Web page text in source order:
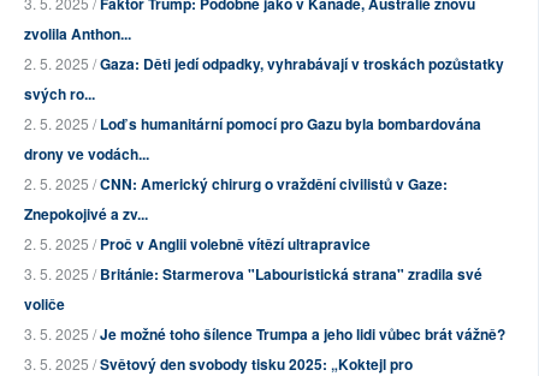
zvolila Anthon...
2. 5. 2025 /Gaza: Děti jedí odpadky, vyhrabávají v troskách pozůstatky
svých ro...
2. 5. 2025 /Loď s humanitární pomocí pro Gazu byla bombardována
drony ve vodách...
2. 5. 2025 /CNN: Americký chirurg o vraždění civilistů v Gaze:
Znepokojivé a zv...
2. 5. 2025 /Proč v Anglii volebně vítězí ultrapravice
3. 5. 2025 /Británie: Starmerova "Labouristická strana" zradila své
voliče
3. 5. 2025 /Je možné toho šílence Trumpa a jeho lidi vůbec brát vážně?
3. 5. 2025 /Světový den svobody tisku 2025: „Koktejl pro